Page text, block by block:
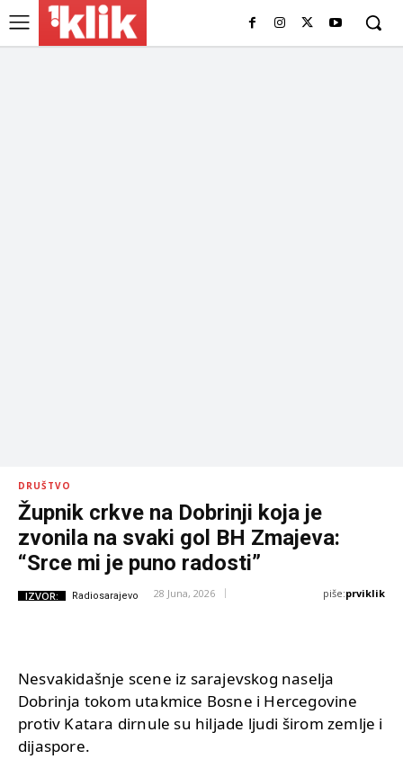
DRUŠTVO
Župnik crkve na Dobrinji koja je
zvonila na svaki gol BH Zmajeva:
“Srce mi je puno radosti”
IZVOR: Radiosarajevo 28 Juna, 2026 piše:prviklik
Nesvakidašnje scene iz sarajevskog naselja
Dobrinja tokom utakmice Bosne i Hercegovine
protiv Katara dirnule su hiljade ljudi širom zemlje i
dijaspore.